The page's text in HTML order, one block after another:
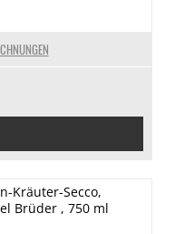
Kräuter-Secco,
Brüder , 750 ml